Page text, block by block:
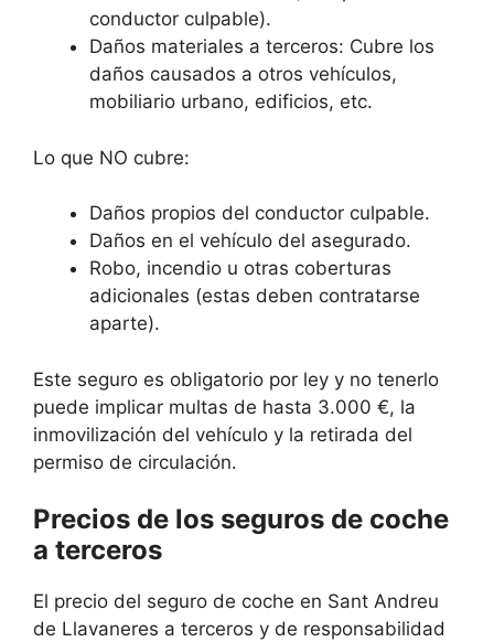
conductor culpable).
Daños materiales a terceros: Cubre los
daños causados a otros vehículos,
mobiliario urbano, edificios, etc.
Lo que NO cubre:
Daños propios del conductor culpable.
Daños en el vehículo del asegurado.
Robo, incendio u otras coberturas
adicionales (estas deben contratarse
aparte).
Este seguro es obligatorio por ley y no tenerlo
puede implicar multas de hasta 3.000 €, la
inmovilización del vehículo y la retirada del
permiso de circulación.
Precios de los seguros de coche
a terceros
El precio del seguro de coche en Sant Andreu
de Llavaneres a terceros y de responsabilidad